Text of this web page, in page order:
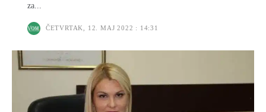
za...
ČETVRTAK, 12. MAJ 2022 : 14:31